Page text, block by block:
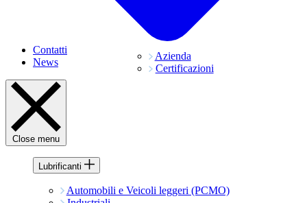
Azienda
Certificazioni
Contatti
News
Close menu
Lubrificanti
Automobili e Veicoli leggeri (PCMO)